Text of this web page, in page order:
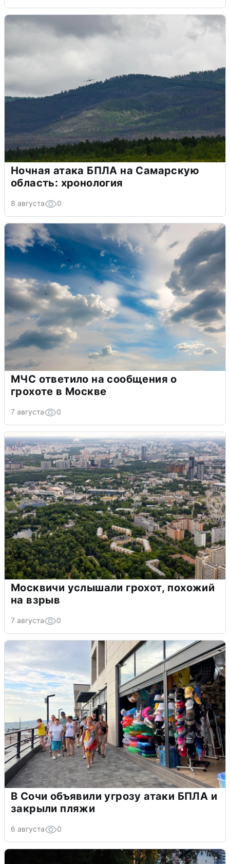
Ночная атака БПЛА на Самарскую
область: хронология
8 августа 0
МЧС ответило на сообщения о
грохоте в Москве
7 августа 0
Москвичи услышали грохот, похожий
на взрыв
7 августа 0
В Сочи объявили угрозу атаки БПЛА и
закрыли пляжи
6 августа 0